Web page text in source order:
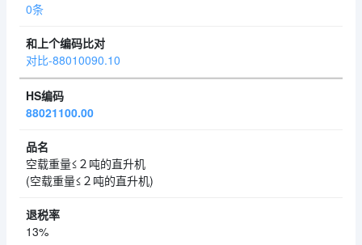
0条
对比-88010090.10
88021100.00
空载重量≤２吨的直升机
(空载重量≤２吨的直升机)
13%